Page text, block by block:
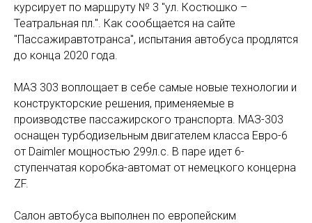
курсирует по маршруту № 3 "ул. Костюшко –
Театральная пл.". Как сообщается на сайте
"Пассажиравтотранса", испытания автобуса продлятся
до конца 2020 года.
МАЗ 303 воплощает в себе самые новые технологии и
конструкторские решения, применяемые в
производстве пассажирского транспорта. МАЗ-303
оснащен турбодизельным двигателем класса Евро-6
от Daimler мощностью 299л.с. В паре идет 6-
ступенчатая коробка-автомат от немецкого концерна
ZF.
Салон автобуса выполнен по европейским